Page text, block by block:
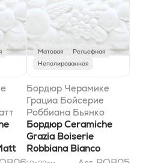
Матовая
Рельефная
Неполированная
Бордюр Черамике
Грациа Бойсерие
Роббиана Бьянко
Кракеле 8x20
Бордюр Ceramiche
Grazia Boiserie
Robbiana Bianco
Craquele 8x20